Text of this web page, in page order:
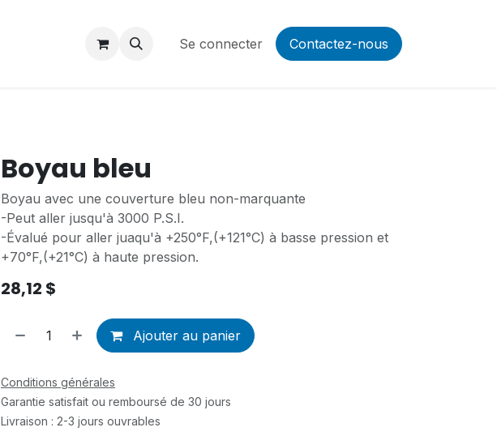
Se connecter Contactez-nous
Boyau bleu
Boyau avec une couverture bleu non-marquante
-Peut aller jusqu'à 3000 P.S.I.
-Évalué pour aller juaqu'à +250°F,(+121°C) à basse pression et
+70°F,(+21°C) à haute pression.
28,12 $
Ajouter au panier
Conditions générales
Garantie satisfait ou remboursé de 30 jours
Livraison : 2-3 jours ouvrables